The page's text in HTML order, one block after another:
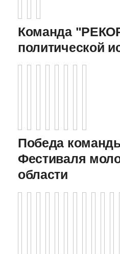
Команда
политической
Победа
Фестиваля
области